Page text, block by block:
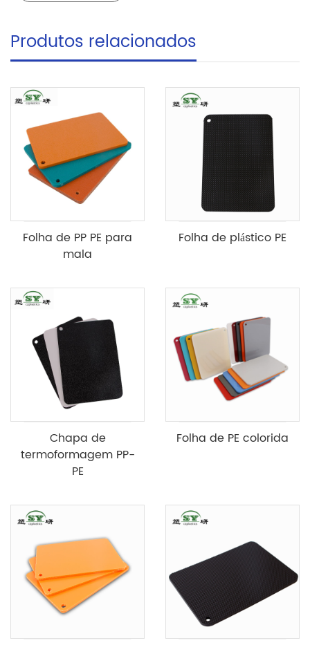
Produtos relacionados
Folha de PP PE para
mala
Folha de plástico PE
Chapa de
termoformagem PP-
PE
Folha de PE colorida